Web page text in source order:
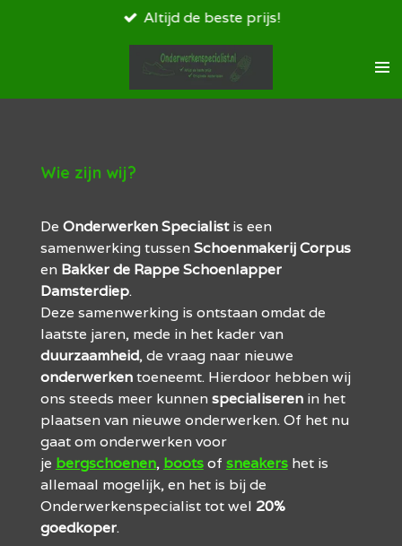
Altijd de beste prijs!
Wie zijn wij?
De Onderwerken Specialistis een
samenwerking tussen Schoenmakerij Corpus
en Bakker de Rappe Schoenlapper
Damsterdiep.
Deze samenwerking is ontstaan omdat de
laatste jaren, mede in het kader van
duurzaamheid, de vraag naar nieuwe
onderwerkentoeneemt. Hierdoor hebben wij
ons steeds meer kunnen specialiserenin het
plaatsen van nieuwe onderwerken. Of het nu
gaat om onderwerken voor
je bergschoenen, bootsof sneakershet is
allemaal mogelijk, en het is bij de
Onderwerkenspecialist tot wel 20%
goedkoper.